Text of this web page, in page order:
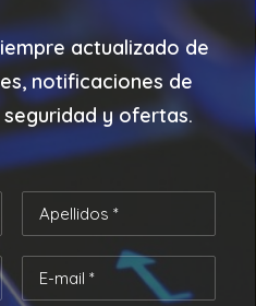
actualizado de
notificaciones de
y ofertas.